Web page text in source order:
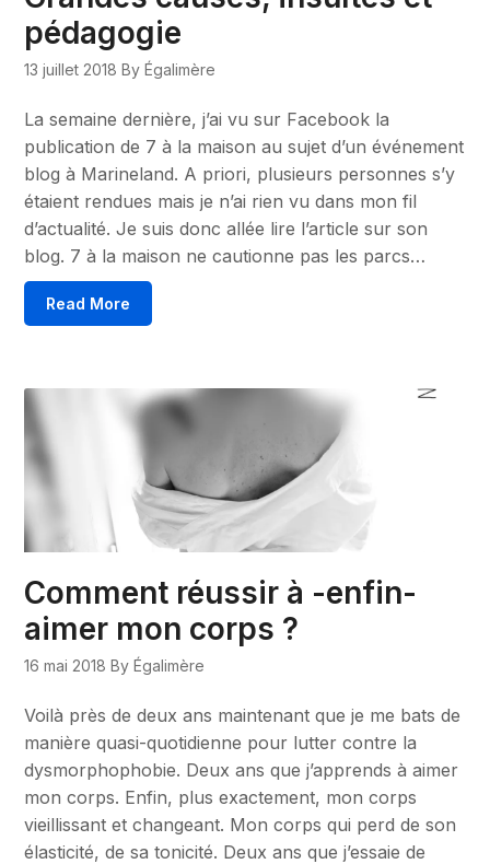
pédagogie
13 juillet 2018 By Égalimère
La semaine dernière, j’ai vu sur Facebook la
publication de 7 à la maison au sujet d’un événement
blog à Marineland. A priori, plusieurs personnes s’y
étaient rendues mais je n’ai rien vu dans mon fil
d’actualité. Je suis donc allée lire l’article sur son
blog. 7 à la maison ne cautionne pas les parcs…
Read More
Comment réussir à -enfin-
aimer mon corps ?
16 mai 2018 By Égalimère
Voilà près de deux ans maintenant que je me bats de
manière quasi-quotidienne pour lutter contre la
dysmorphophobie. Deux ans que j’apprends à aimer
mon corps. Enfin, plus exactement, mon corps
vieillissant et changeant. Mon corps qui perd de son
élasticité, de sa tonicité. Deux ans que j’essaie de